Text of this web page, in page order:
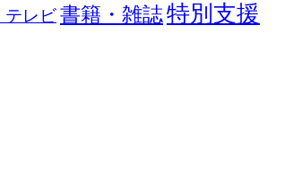
テレビ書籍・雑誌特別支援